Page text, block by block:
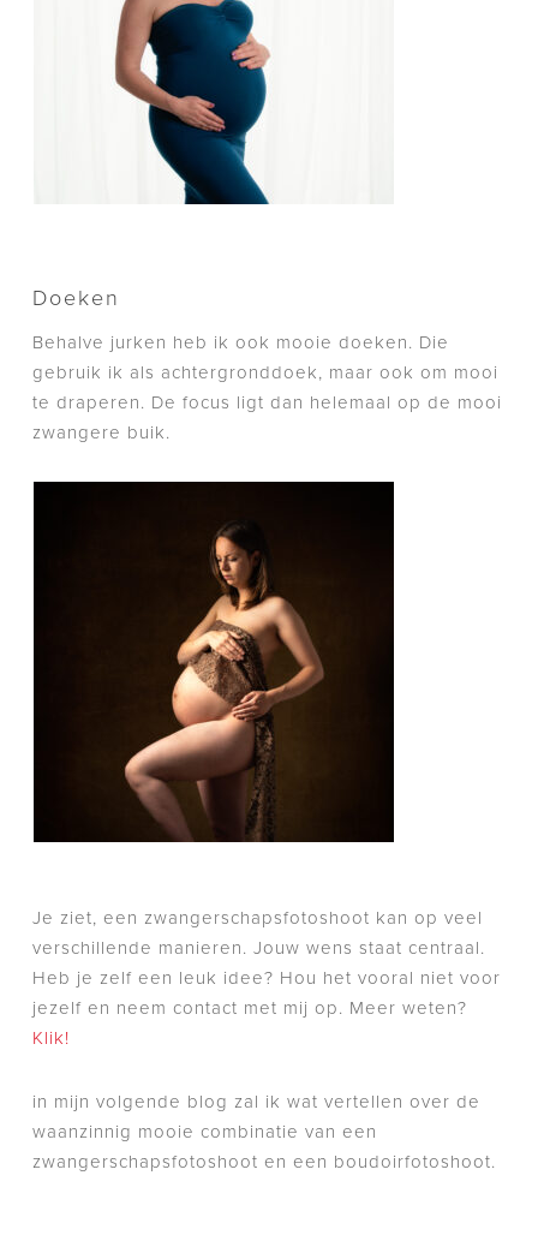
Doeken
Behalve jurken heb ik ook mooie doeken. Die
gebruik ik als achtergronddoek, maar ook om mooi
te draperen. De focus ligt dan helemaal op de mooi
zwangere buik.
Je ziet, een zwangerschapsfotoshoot kan op veel
verschillende manieren. Jouw wens staat centraal.
Heb je zelf een leuk idee? Hou het vooral niet voor
jezelf en neem contact met mij op. Meer weten?
Klik!
in mijn volgende blog zal ik wat vertellen over de
waanzinnig mooie combinatie van een
zwangerschapsfotoshoot en een boudoirfotoshoot.